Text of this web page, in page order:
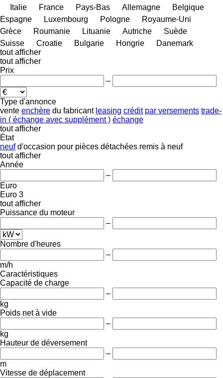
Italie
France Pays-Bas Allemagne
Belgique
Espagne
Luxembourg Pologne
Royaume-Uni
Grèce
Roumanie Lituanie Autriche
Suède
Suisse
Croatie Bulgarie Hongrie
Danemark
tout afficher
tout afficher
Prix
–
Type d'annonce
vente enchère du fabricant leasing crédit par versements trade-
in ( échange avec supplément ) échange
tout afficher
État
neuf d'occasion pour pièces détachées remis à neuf
tout afficher
Année
–
Euro
Euro 3
tout afficher
Puissance du moteur
–
Nombre d'heures
–
m/h
Caractéristiques
Capacité de charge
–
kg
Poids net à vide
–
kg
Hauteur de déversement
–
m
Vitesse de déplacement